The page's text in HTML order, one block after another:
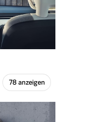
78 anzeigen